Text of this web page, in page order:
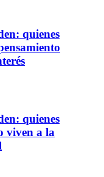
quienes
quienes
viven a la